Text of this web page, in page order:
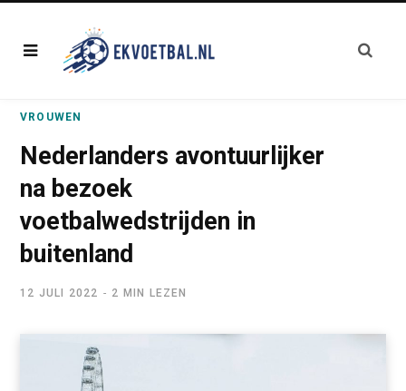
VROUWEN
Nederlanders avontuurlijker
na bezoek
voetbalwedstrijden in
buitenland
12 JULI 2022 2 MIN LEZEN